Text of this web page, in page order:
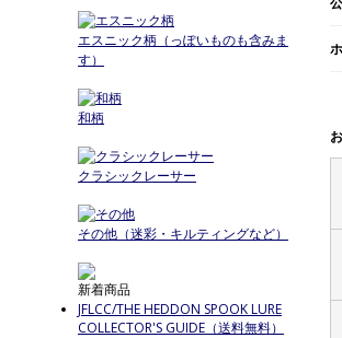
エスニック柄（っぽいものも含みま
す）
和柄
クラシックレーサー
その他（迷彩・キルティングなど）
新着商品
JFLCC/THE HEDDON SPOOK LURE
COLLECTOR'S GUIDE（送料無料）